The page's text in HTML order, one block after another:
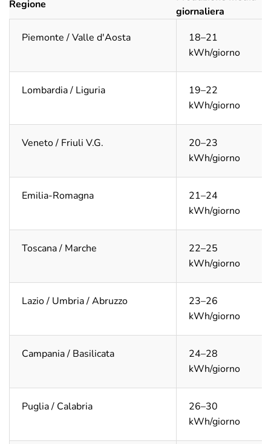
Regione
giornaliera
Piemonte / Valle d'Aosta
18–21
kWh/giorno
Lombardia / Liguria
19–22
kWh/giorno
Veneto / Friuli V.G.
20–23
kWh/giorno
Emilia-Romagna
21–24
kWh/giorno
Toscana / Marche
22–25
kWh/giorno
Lazio / Umbria / Abruzzo
23–26
kWh/giorno
Campania / Basilicata
24–28
kWh/giorno
Puglia / Calabria
26–30
kWh/giorno